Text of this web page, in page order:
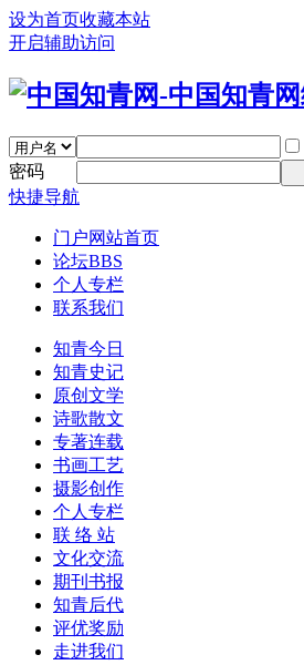
设为首页收藏本站
开启辅助访问
密码
快捷导航
门户网站首页
论坛BBS
个人专栏
联系我们
知青今日
知青史记
原创文学
诗歌散文
专著连载
书画工艺
摄影创作
个人专栏
联 络 站
文化交流
期刊书报
知青后代
评优奖励
走进我们